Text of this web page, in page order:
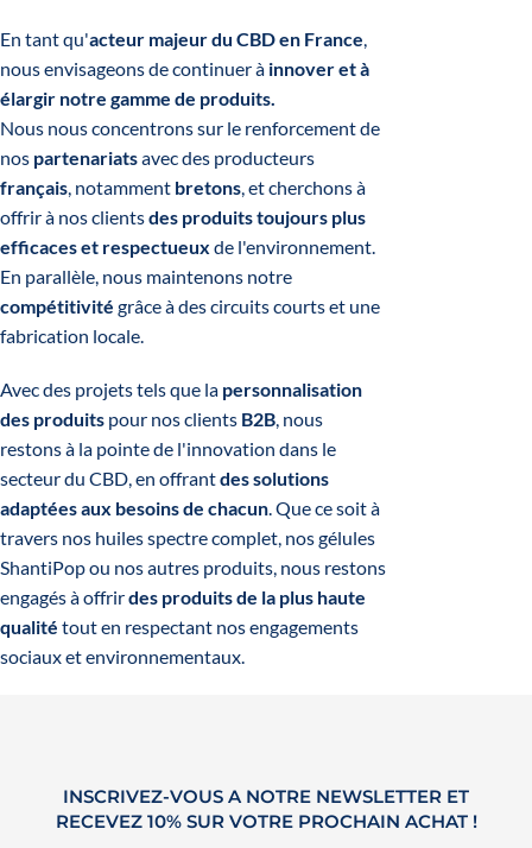
En tant qu'acteur majeur du CBD en France,
nous envisageons de continuer à innover et à
élargir notre gamme de produits.
Nous nous concentrons sur le renforcement de
nos partenariatsavec des producteurs
français, notamment bretons, et cherchons à
offrir à nos clientsdes produits toujours plus
efficaces et respectueux de l'environnement.
En parallèle, nous maintenons notre
compétitivité grâce à des circuits courts et une
fabrication locale.
Avec des projets tels que la personnalisation
des produits pour nos clients B2B, nous
restons à la pointe de l'innovation dans le
secteur du CBD, en offrantdes solutions
adaptées aux besoins de chacun. Que ce soit à
travers nos huiles spectre complet, nos gélules
ShantiPop ou nos autres produits, nous restons
engagés à offrirdes produits de la plus haute
qualité tout en respectant nos engagements
sociaux et environnementaux.
INSCRIVEZ-VOUS A NOTRE NEWSLETTER ET
RECEVEZ 10% SUR VOTRE PROCHAIN ACHAT !